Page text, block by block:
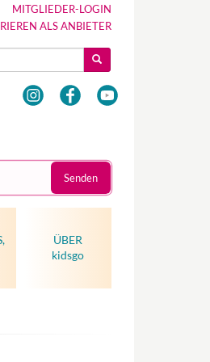
MITGLIEDER-LOGIN
ALS ANBIETER
Senden
ÜBER
kidsgo